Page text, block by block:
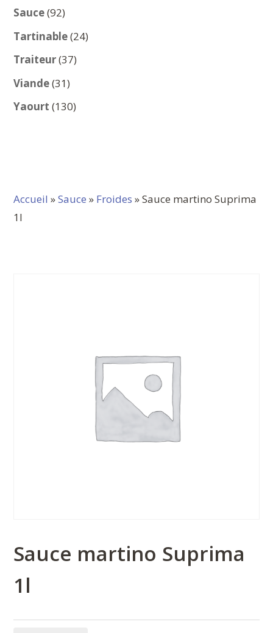
Sauce 9292
produits
Tartinable 2424
Traiteur 3737
Viande 3131
produits
Yaourt 130130
Accueil »Sauce » Froides » Sauce martino Suprima
1l
Sauce martino Suprima
1l